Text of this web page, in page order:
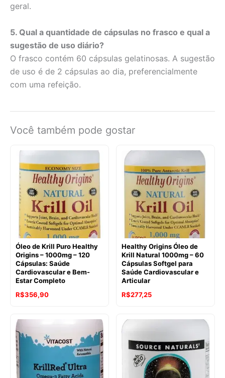
geral.
5. Qual a quantidade de cápsulas no frasco e qual a
sugestão de uso diário?
O frasco contém 60 cápsulas gelatinosas. A sugestão
de uso é de 2 cápsulas ao dia, preferencialmente
com uma refeição.
Você também pode gostar
Óleo de Krill Puro Healthy
Origins – 1000mg – 120
Cápsulas: Saúde
Cardiovascular e Bem-
Estar Completo
O
original
era:
R$734,95.
R$356,90O
R$356,90.
Healthy Origins Óleo de
Krill Natural 1000mg – 60
Cápsulas Softgel para
Saúde Cardiovascular e
Articular
O
original
era:
R$461,90.
R$277,25O
atual
R$277,25.